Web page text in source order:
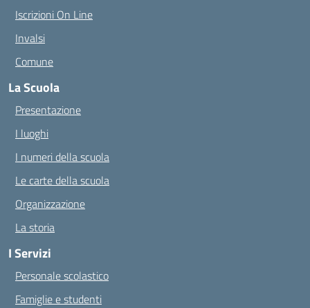
Iscrizioni On Line
Invalsi
Comune
La Scuola
Presentazione
I luoghi
I numeri della scuola
Le carte della scuola
Organizzazione
La storia
I Servizi
Personale scolastico
Famiglie e studenti